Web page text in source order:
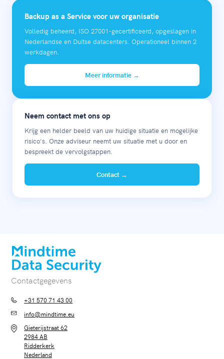
Backup as a Service voor uw organisatie
Volledig beheerd, ISO 27001-gecertificeerd, opgeslagen in
Nederlandse en Duitse datacenters. Operationeel binnen 2
werkdagen.
Meer informatie →
Neem contact met ons op
Krijg een helder beeld van uw huidige situatie en mogelijke
risico's. Onze adviseur neemt uw situatie met u door en
bespreekt de vervolgstappen.
Contact →
Contactgegevens
+31 570 71 43 00
info@mindtime.eu
Gieterijstraat 62
2984 AB
Ridderkerk
Nederland